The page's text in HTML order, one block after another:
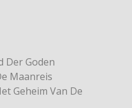
Der Goden
Maanreis
Geheim Van De